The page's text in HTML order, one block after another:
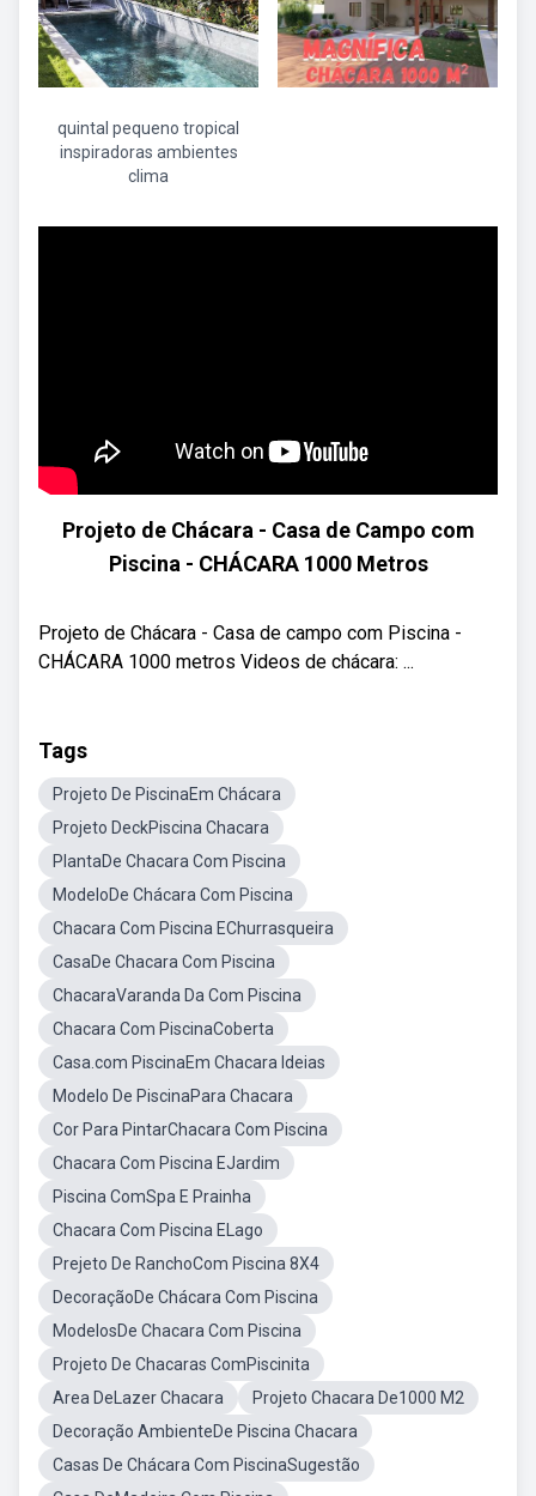
quintal pequeno tropical
inspiradoras ambientes
clima
Projeto de Chácara - Casa de Campo com
Piscina - CHÁCARA 1000 Metros
Projeto de Chácara - Casa de campo com Piscina -
CHÁCARA 1000 metros Videos de chácara: ...
Tags
Projeto De PiscinaEm Chácara
Projeto DeckPiscina Chacara
PlantaDe Chacara Com Piscina
ModeloDe Chácara Com Piscina
Chacara Com Piscina EChurrasqueira
CasaDe Chacara Com Piscina
ChacaraVaranda Da Com Piscina
Chacara Com PiscinaCoberta
Casa.com PiscinaEm Chacara Ideias
Modelo De PiscinaPara Chacara
Cor Para PintarChacara Com Piscina
Chacara Com Piscina EJardim
Piscina ComSpa E Prainha
Chacara Com Piscina ELago
Prejeto De RanchoCom Piscina 8X4
DecoraçãoDe Chácara Com Piscina
ModelosDe Chacara Com Piscina
Projeto De Chacaras ComPiscinita
Area DeLazer Chacara
Projeto Chacara De1000 M2
Decoração AmbienteDe Piscina Chacara
Casas De Chácara Com PiscinaSugestão